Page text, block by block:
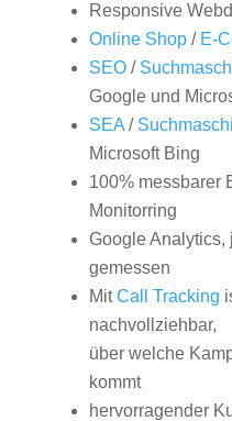
Responsive
Online Shop/ E-
SEO/
Google und
SEA/
Microsoft Bing
100% messbarer
Monitorring
Google Analytics,
gemessen
MitCall Tracking
nachvollziehbar,
über welche
kommt
hervorragender